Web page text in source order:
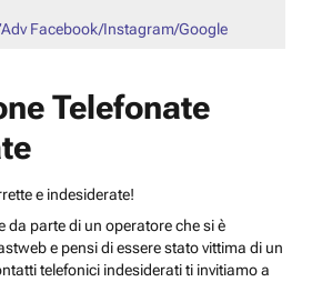
Facebook/Instagram/Google
Telefonate
e indesiderate!
da parte di un operatore che si è
e pensi di essere stato vittima di un
telefonici indesiderati ti invitiamo a